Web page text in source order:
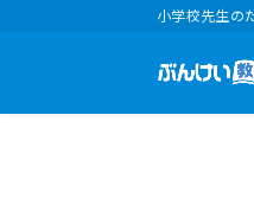
小学校先生の